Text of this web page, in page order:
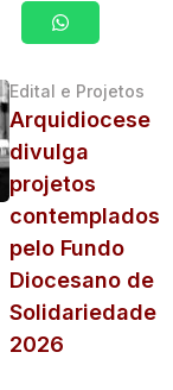
Edital e Projetos
Arquidiocese
divulga
projetos
contemplados
pelo Fundo
Diocesano de
Solidariedade
2026